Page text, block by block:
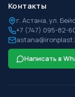
Контакты
г. Астана, ул.
+7 (747) 095-82-
Написать в